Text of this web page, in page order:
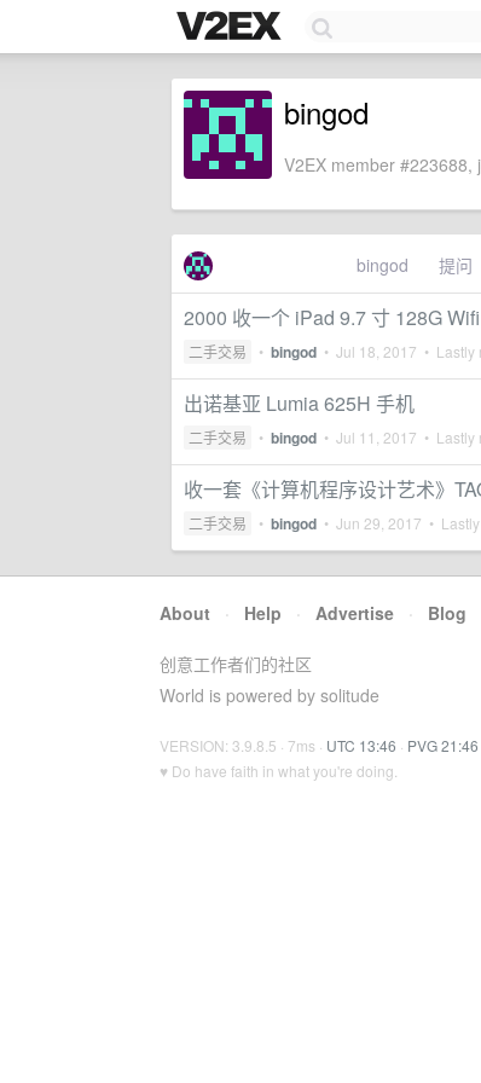
bingod
V2EX member
bingod 提问
2000 收一个 iPad 9.7 寸 128G
二手交易 • bingod • Jul 18, 2017 • Lastly
出诺基亚 Lumia 625H 手机
二手交易 • bingod • Jul 11, 2017 • Lastly
收一套《计算机程序设计艺术》
二手交易 • bingod • Jun 29, 2017 •
About · Help · Advertise · Blog
创意工作者们的社区
World is powered by solitude
VERSION: 3.9.8.5 · 7ms · UTC 13:46 · PVG 21:46
♥ Do have faith in what you're doing.